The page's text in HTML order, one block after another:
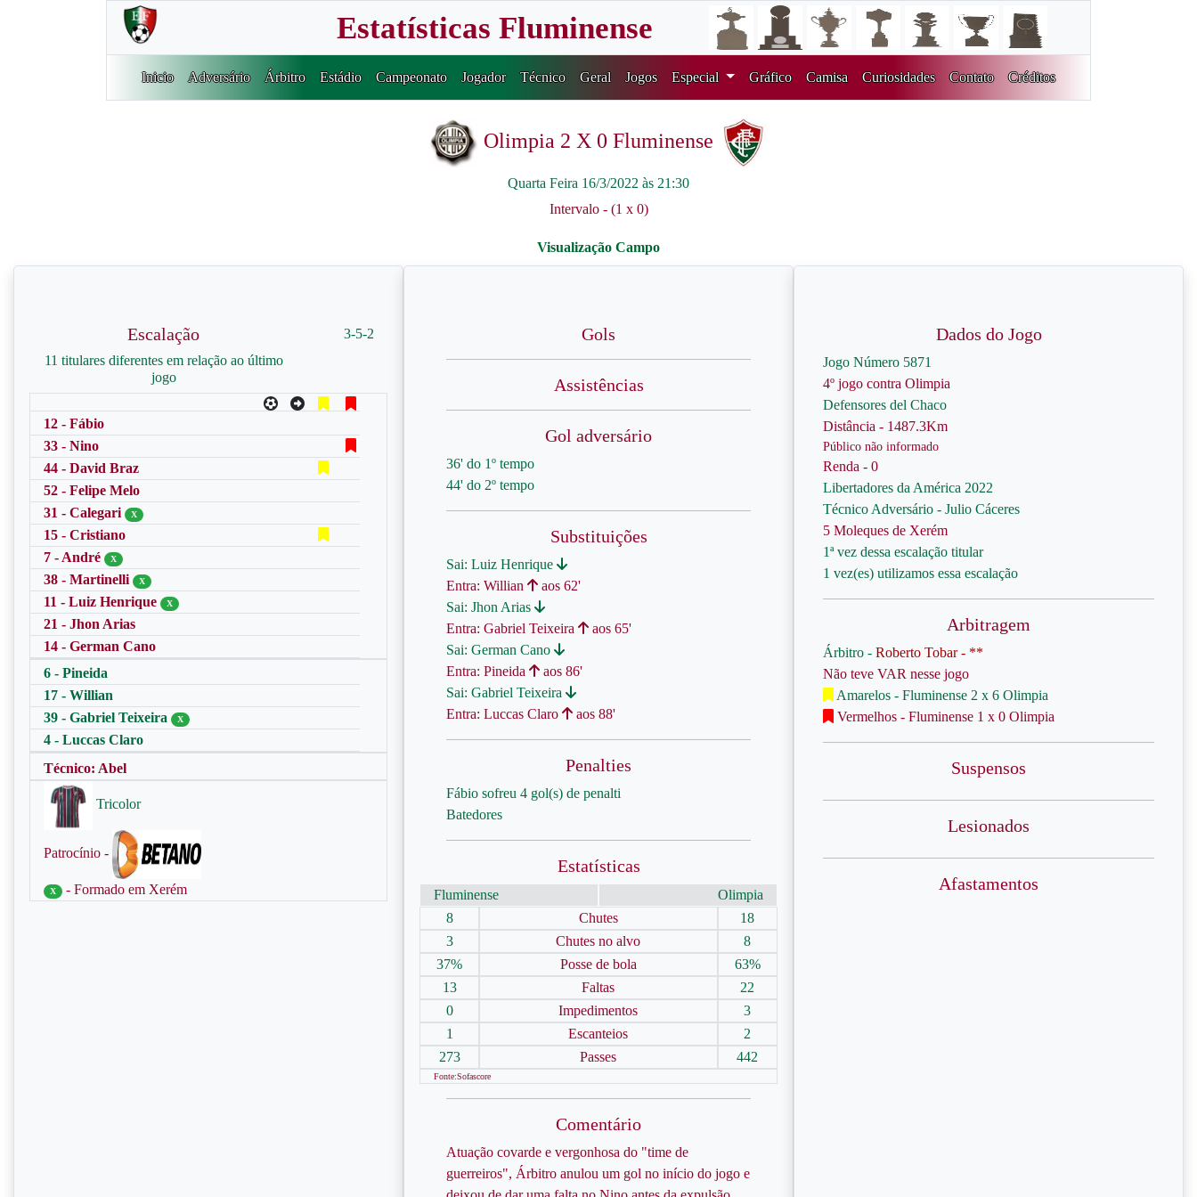
Estatísticas Fluminense
Inicio Adversário Árbitro Estádio Campeonato Jogador Técnico Geral Jogos Especial Gráfico Camisa Curiosidades Contato Créditos
Olimpia 2 X 0 Fluminense
Quarta Feira 16/3/2022 às 21:30
Intervalo - (1 x 0)
Escalação
11 titulares diferentes em relação ao último
jogo
3-5-2
12 - Fábio
33 - Nino
44 - David Braz
52 - Felipe Melo
31 - Calegari
X
15 - Cristiano
7 - André
X
38 - Martinelli X
11 - Luiz Henrique X
21 - Jhon Arias
14 - German Cano
6 - Pineida
17 - Willian
39 - Gabriel Teixeira
X
4 - Luccas Claro
Técnico: Abel
Tricolor
Patrocínio -
X - Formado em Xerém
Gols
Assistências
Gol adversário
36' do 1º tempo
44' do 2º tempo
Substituições
Sai: Luiz Henrique
Entra: Willian
aos 62'
Sai: Jhon Arias
Entra: Gabriel Teixeira
aos 65'
Sai: German Cano
Entra: Pineida
aos 86'
Sai: Gabriel Teixeira
Entra: Luccas Claro
aos 88'
Penalties
Fábio sofreu 4 gol(s) de penalti
Batedores
Estatísticas
Fluminense
Olimpia
8
Chutes
18
3
Chutes no alvo
8
37%
Posse de bola
63%
13
Faltas
22
0
Impedimentos
3
1
Escanteios
2
273
Passes 442
Fonte:Sofascore
Comentário
Atuação covarde e vergonhosa do "time de
guerreiros", Árbitro anulou um gol no início do jogo e
Dados do Jogo
Jogo Número 5871
4º jogo contra Olimpia
Defensores del Chaco
Distância - 1487.3Km
Público não informado
Renda - 0
Libertadores da América 2022
Técnico Adversário - Julio Cáceres
5 Moleques de Xerém
1ª vez dessa escalação titular
1 vez(es) utilizamos essa escalação
Arbitragem
Árbitro - Roberto Tobar - **
Não teve VAR nesse jogo
Amarelos - Fluminense 2 x 6 Olimpia
Vermelhos - Fluminense 1 x 0 Olimpia
Suspensos
Lesionados
Afastamentos